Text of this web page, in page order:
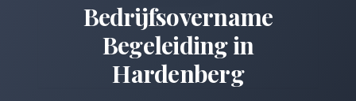
Bedrijfsovername
Begeleidingin
Hardenberg